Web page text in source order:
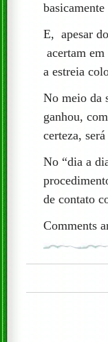
E, apesar
acertam
a estreia
No meio da
ganhou,
certeza,
No “dia a
de contato
Comments